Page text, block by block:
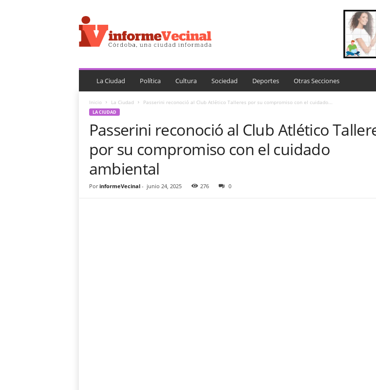
n
f
o
e
e
La Ciudad Política Cultura Sociedad Deportes Otras Secciones
Inicio La Ciudad Passerini reconoció al Club Atlético Talleres por su compromiso con el cuidado...
LA CIUDAD
Passerini reconoció al Club Atlético
por su compromiso con el cuidado
ambiental
Por informeVecinal- junio 24, 2025 276 0